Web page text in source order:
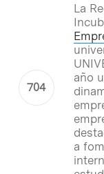
La
año
a